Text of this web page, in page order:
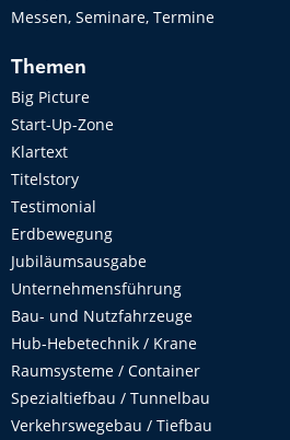
Messen, Seminare, Termine
Themen
Big Picture
Start-Up-Zone
Klartext
Titelstory
Testimonial
Erdbewegung
Jubiläumsausgabe
Unternehmensführung
Bau- und Nutzfahrzeuge
Hub-Hebetechnik / Krane
Raumsysteme / Container
Spezialtiefbau / Tunnelbau
Verkehrswegebau / Tiefbau